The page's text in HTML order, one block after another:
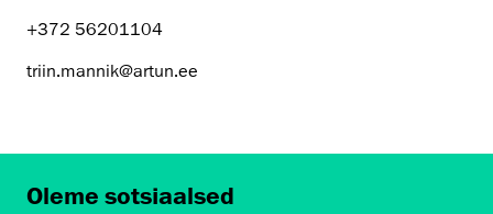
+372 56201104
triin.mannik@artun.ee
Oleme sotsiaalsed